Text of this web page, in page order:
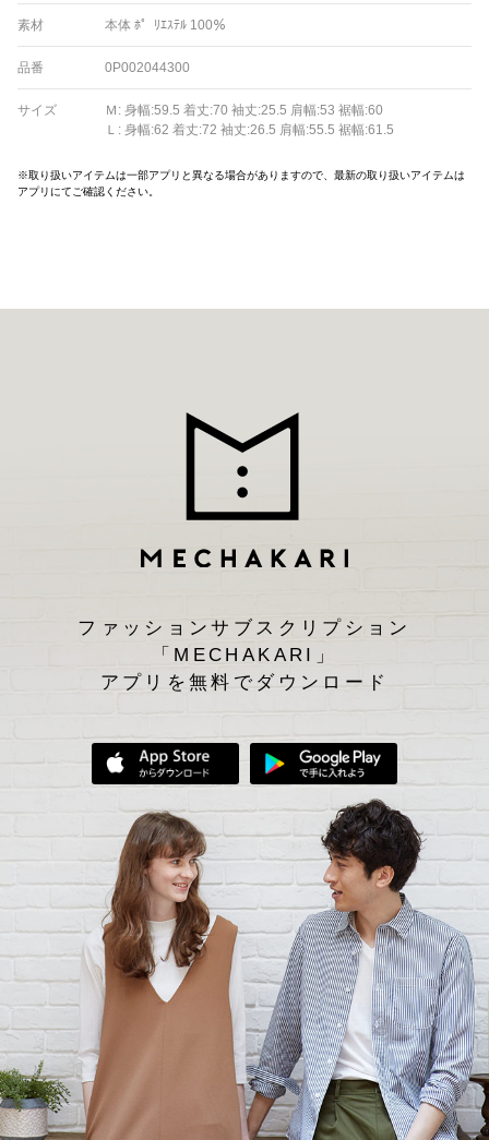
素材 本体 ﾎ゜ﾘｴｽﾃﾙ 100％
品番 0P002044300
サイズ
Ｍ: 身幅:59.5 着丈:70 袖丈:25.5 肩幅:53 裾幅:60
Ｌ: 身幅:62 着丈:72 袖丈:26.5 肩幅:55.5 裾幅:61.5
※取り扱いアイテムは一部アプリと異なる場合がありますので、最新の取り扱いアイテムは
アプリにてご確認ください。
ファッションサブスクリプション
「MECHAKARI」
アプリを無料でダウンロード
App Storeからダウンロード